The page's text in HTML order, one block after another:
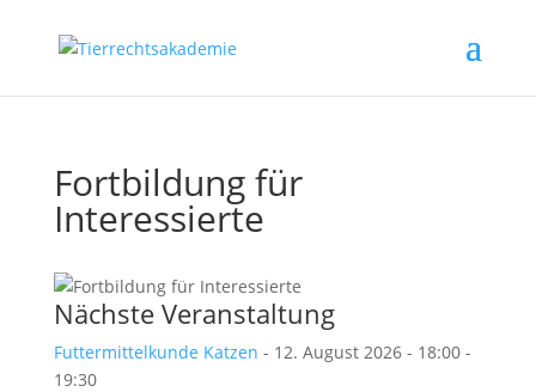
Fortbildung für
Interessierte
Nächste Veranstaltung
Futtermittelkunde Katzen - 12. August 2026 - 18:00 -
19:30